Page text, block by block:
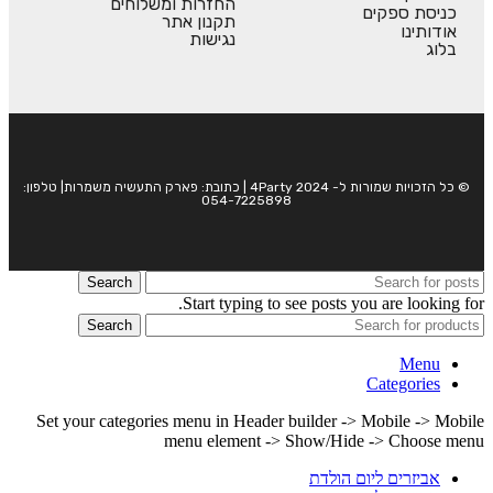
כניסת ספקים
אודותינו
בלוג
תקנון אתר
נגישות
© כל הזכויות שמורות ל- 4Party 2024 | כתובת: פארק התעשיה משמרות| טלפון:
054-7225898
Search
Start typing to see posts you are looking for.
Search
Menu
Categories
Set your categories menu in Header builder -> Mobile -> Mobile
menu element -> Show/Hide -> Choose menu
אביזרים ליום הולדת